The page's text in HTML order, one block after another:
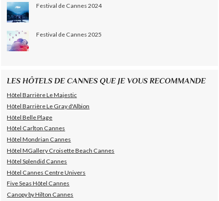
Festival de Cannes 2024
Festival de Cannes 2025
LES HÔTELS DE CANNES QUE JE VOUS RECOMMANDE
Hôtel Barrière Le Majestic
Hôtel Barrière Le Gray d'Albion
Hôtel Belle Plage
Hôtel Carlton Cannes
Hôtel Mondrian Cannes
Hôtel MGallery Croisette Beach Cannes
Hôtel Splendid Cannes
Hôtel Cannes Centre Univers
Five Seas Hôtel Cannes
Canopy by Hilton Cannes